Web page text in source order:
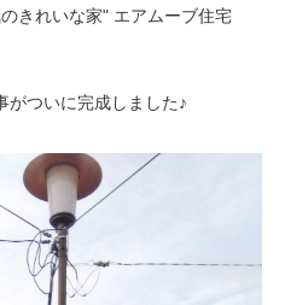
きれいな家" エアムーブ住宅
がついに完成しました♪